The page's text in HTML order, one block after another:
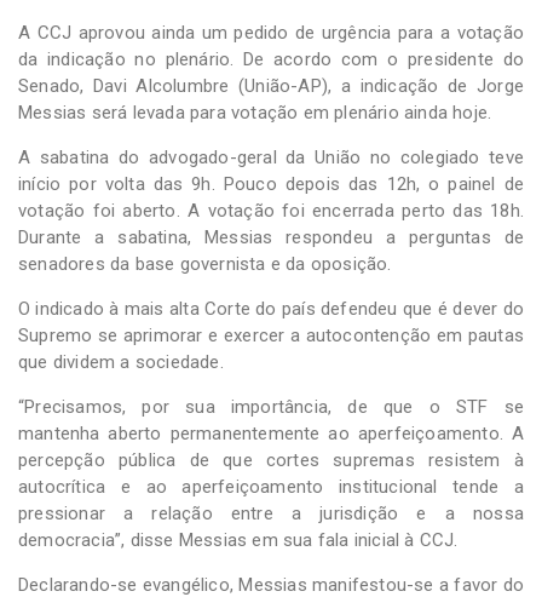
A CCJ aprovou ainda um pedido de urgência para a votação
da indicação no plenário. De acordo com o presidente do
Senado, Davi Alcolumbre (União-AP), a indicação de Jorge
Messias será levada para votação em plenário ainda hoje.
A sabatina do advogado-geral da União no colegiado teve
início por volta das 9h. Pouco depois das 12h, o painel de
votação foi aberto. A votação foi encerrada perto das 18h.
Durante a sabatina, Messias respondeu a perguntas de
senadores da base governista e da oposição.
O indicado à mais alta Corte do país defendeu que é dever do
Supremo se aprimorar e exercer a autocontenção em pautas
que dividem a sociedade.
“Precisamos, por sua importância, de que o STF se
mantenha aberto permanentemente ao aperfeiçoamento. A
percepção pública de que cortes supremas resistem à
autocrítica e ao aperfeiçoamento institucional tende a
pressionar a relação entre a jurisdição e a nossa
democracia”, disse Messias em sua fala inicial à CCJ.
Declarando-se evangélico, Messias manifestou-se a favor do